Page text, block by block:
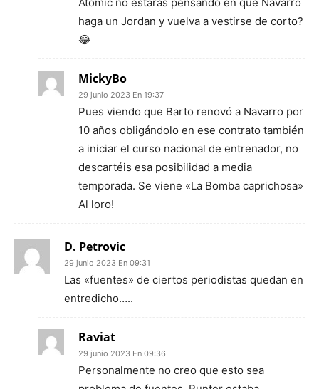
haga un Jordan y vuelva a vestirse de corto?
😂
MickyBo
29 junio 2023 En 19:37
Pues viendo que Barto renovó a Navarro por
10 años obligándolo en ese contrato también
a iniciar el curso nacional de entrenador, no
descartéis esa posibilidad a media
temporada. Se viene «La Bomba caprichosa»
Al loro!
D. Petrovic
29 junio 2023 En 09:31
Las «fuentes» de ciertos periodistas quedan en
entredicho…..
Raviat
29 junio 2023 En 09:36
Personalmente no creo que esto sea